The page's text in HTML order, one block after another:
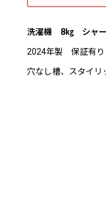
洗濯機 8㎏ シャ
2024年製 保証有り
穴なし槽、スタイリ